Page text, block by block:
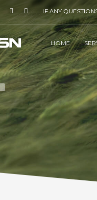
IF ANY
HOME